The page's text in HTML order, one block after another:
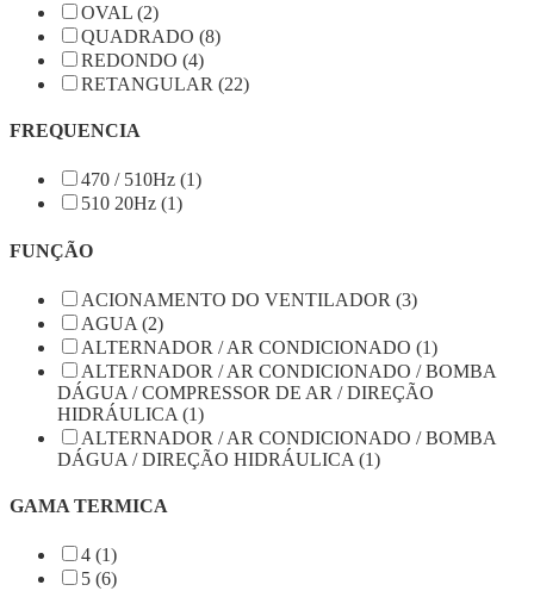
OVAL (2)
QUADRADO (8)
REDONDO (4)
RETANGULAR (22)
FREQUENCIA
470 / 510Hz (1)
510 20Hz (1)
FUNÇÃO
ACIONAMENTO DO VENTILADOR (3)
AGUA (2)
ALTERNADOR / AR CONDICIONADO (1)
ALTERNADOR / AR CONDICIONADO / BOMBA
DÁGUA / COMPRESSOR DE AR / DIREÇÃO
HIDRÁULICA (1)
ALTERNADOR / AR CONDICIONADO / BOMBA
DÁGUA / DIREÇÃO HIDRÁULICA (1)
GAMA TERMICA
4 (1)
5 (6)